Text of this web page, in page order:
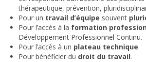
thérapeutique, prévention,
Pour un travail d’équipe souvent
Pour l’accès à la formation
Développement Professionnel Continu.
Pour l’accès à un plateau technique.
Pour bénéficier du droit du travail.